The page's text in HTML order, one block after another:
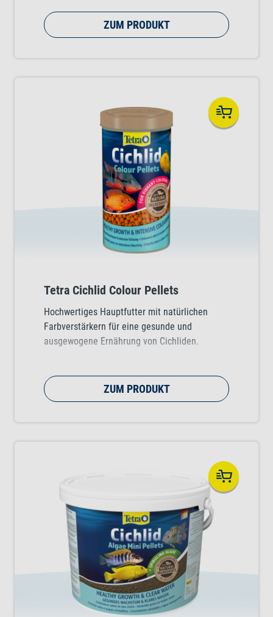
ZUM PRODUKT
Tetra Cichlid Colour Pellets
Hochwertiges Hauptfutter mit natürlichen
Farbverstärkern für eine gesunde und
ausgewogene Ernährung von Cichliden.
ZUM PRODUKT